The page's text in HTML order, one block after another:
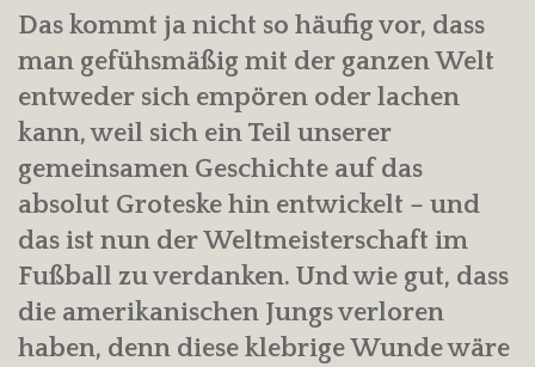
Das kommt ja nicht so häufig vor, dass
man gefühsmäßig mit der ganzen Welt
entweder sich empören oder lachen
kann, weil sich ein Teil unserer
gemeinsamen Geschichte auf das
absolut Groteske hin entwickelt – und
das ist nun der Weltmeisterschaft im
Fußball zu verdanken. Und wie gut, dass
die amerikanischen Jungs verloren
haben, denn diese klebrige Wunde wäre